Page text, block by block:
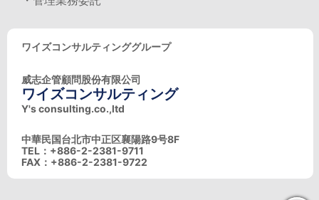
ワイズコンサルティンググループ
威志企管顧問股份有限公司
ワイズコンサルティング
Y's consulting.co.,ltd
中華民国台北市中正区襄陽路9号8F
TEL：+886-2-2381-9711
FAX：+886-2-2381-9722